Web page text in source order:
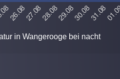
in Wangerooge bei nacht